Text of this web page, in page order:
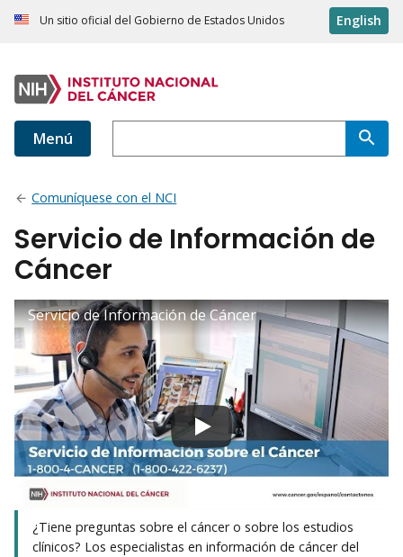
Un sitio oficial del Gobierno de Estados Unidos English
Menú
Comuníquese con el NCI
Servicio de Información de
Cáncer
Servicio de Información de Cáncer
¿Tiene preguntas sobre el cáncer o sobre los estudios
clínicos? Los especialistas en información de cáncer del